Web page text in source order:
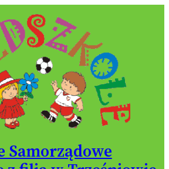
Samorządowe